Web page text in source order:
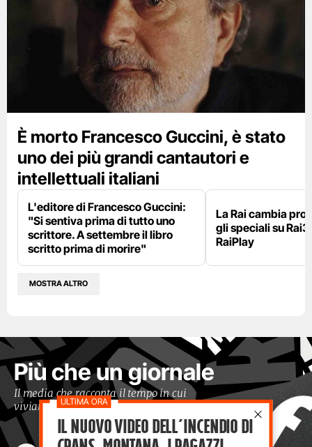
È morto Francesco Guccini, è stato
uno dei più grandi cantautori e
intellettuali italiani
L'editore di Francesco Guccini:
"Si sentiva prima di tutto uno
scrittore. A settembre il libro
scritto prima di morire"
La Rai cambia
gli speciali su
RaiPlay
MOSTRA ALTRO
Più che un giornale
Il media che racconta il tempo in cui
viviamo con occhi moderni
Il nuovo video dell’incendio di